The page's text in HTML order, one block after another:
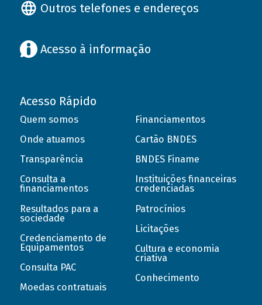
Outros telefones e endereços
Acesso à informação
Acesso Rápido
Quem somos
Onde atuamos
Transparência
Consulta a
financiamentos
Resultados para a
sociedade
Credenciamento de
Equipamentos
Consulta PAC
Moedas contratuais
Financiamentos
Cartão BNDES
BNDES Finame
Instituições financeiras
credenciadas
Patrocínios
Licitações
Cultura e economia
criativa
Conhecimento